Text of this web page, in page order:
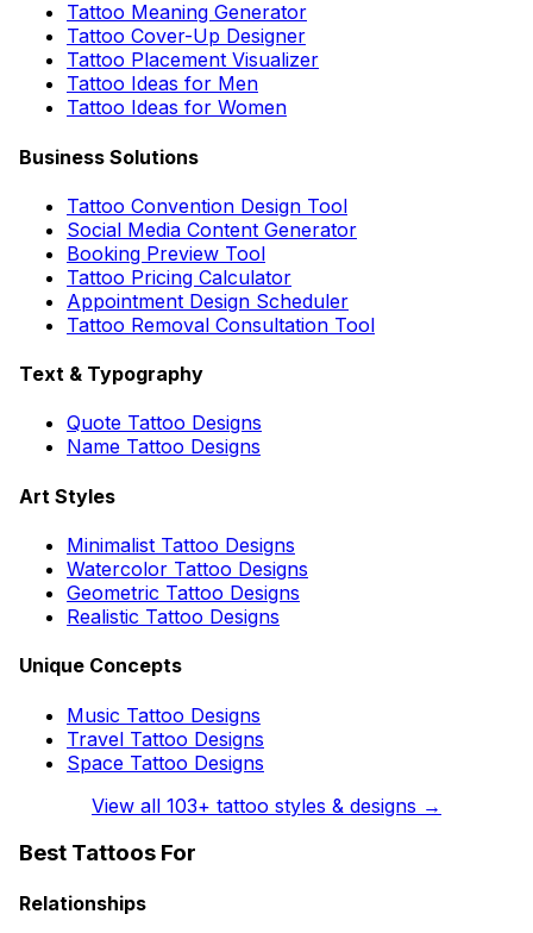
Tattoo Meaning Generator
Tattoo Cover-Up Designer
Tattoo Placement Visualizer
Tattoo Ideas for Men
Tattoo Ideas for Women
Business Solutions
Tattoo Convention Design Tool
Social Media Content Generator
Booking Preview Tool
Tattoo Pricing Calculator
Appointment Design Scheduler
Tattoo Removal Consultation Tool
Text & Typography
Quote Tattoo Designs
Name Tattoo Designs
Art Styles
Minimalist Tattoo Designs
Watercolor Tattoo Designs
Geometric Tattoo Designs
Realistic Tattoo Designs
Unique Concepts
Music Tattoo Designs
Travel Tattoo Designs
Space Tattoo Designs
View all 103+ tattoo styles & designs →
Best Tattoos For
Relationships